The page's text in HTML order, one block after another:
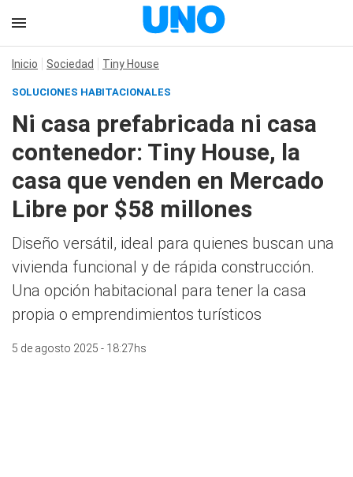
Inicio Sociedad Tiny House
SOLUCIONES HABITACIONALES
Ni casa prefabricada ni casa
contenedor: Tiny House, la
casa que venden en Mercado
Libre por $58 millones
Diseño versátil, ideal para quienes buscan una
vivienda funcional y de rápida construcción.
Una opción habitacional para tener la casa
propia o emprendimientos turísticos
5 de agosto 2025 - 18:27hs